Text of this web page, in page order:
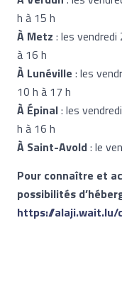
h à 15 h
À Metz : les
à 16 h
À Lunéville : les
10 h à 17 h
À Épinal: les
h à 16 h
À Saint-Avold: le
Pour connaître et
possibilités
https://